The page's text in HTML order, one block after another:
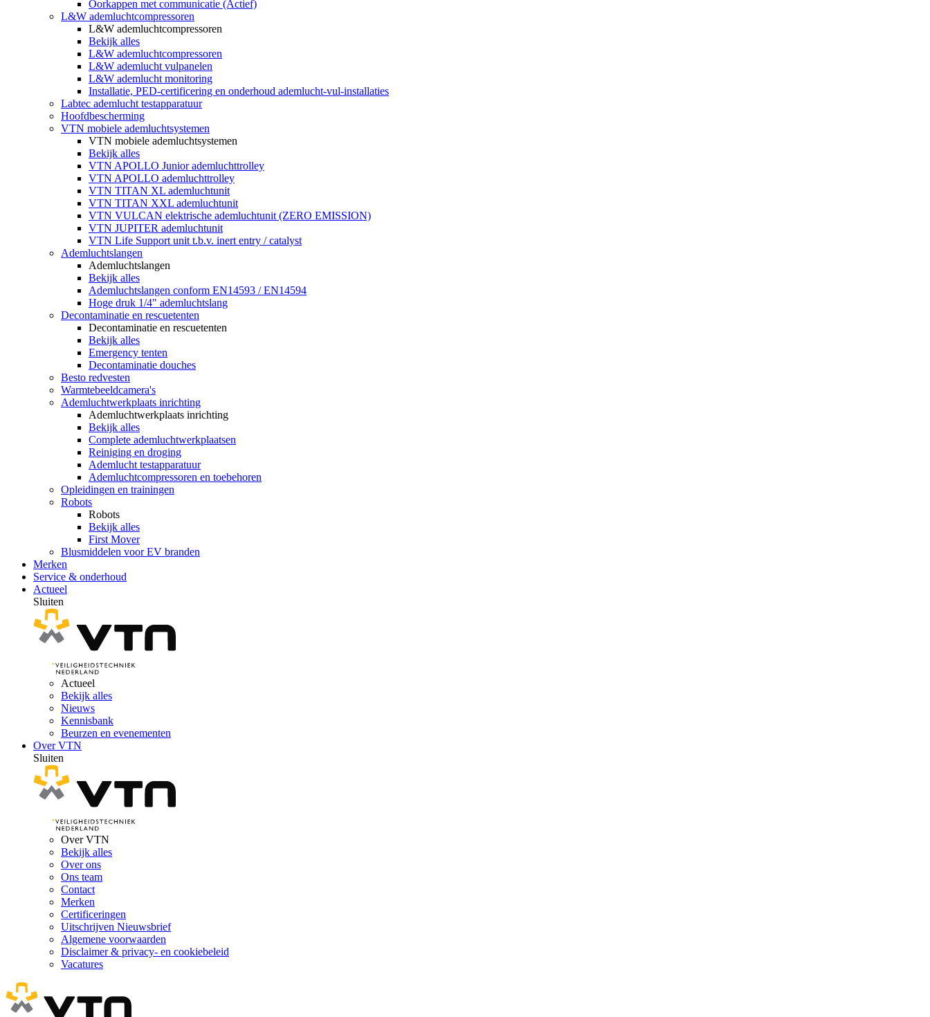
Oorkappen met communicatie (Actief)
L&W ademluchtcompressoren
L&W ademluchtcompressoren
Bekijk alles
L&W ademluchtcompressoren
L&W ademlucht vulpanelen
L&W ademlucht monitoring
Installatie, PED-certificering en onderhoud ademlucht-vul-installaties
Labtec ademlucht testapparatuur
Hoofdbescherming
VTN mobiele ademluchtsystemen
VTN mobiele ademluchtsystemen
Bekijk alles
VTN APOLLO Junior ademluchttrolley
VTN APOLLO ademluchttrolley
VTN TITAN XL ademluchtunit
VTN TITAN XXL ademluchtunit
VTN VULCAN elektrische ademluchtunit (ZERO EMISSION)
VTN JUPITER ademluchtunit
VTN Life Support unit t.b.v. inert entry / catalyst
Ademluchtslangen
Ademluchtslangen
Bekijk alles
Ademluchtslangen conform EN14593 / EN14594
Hoge druk 1/4" ademluchtslang
Decontaminatie en rescuetenten
Decontaminatie en rescuetenten
Bekijk alles
Emergency tenten
Decontaminatie douches
Besto redvesten
Warmtebeeldcamera's
Ademluchtwerkplaats inrichting
Ademluchtwerkplaats inrichting
Bekijk alles
Complete ademluchtwerkplaatsen
Reiniging en droging
Ademlucht testapparatuur
Ademluchtcompressoren en toebehoren
Opleidingen en trainingen
Robots
Robots
Bekijk alles
First Mover
Blusmiddelen voor EV branden
Merken
Service & onderhoud
Actueel
Sluiten
Actueel
Bekijk alles
Nieuws
Kennisbank
Beurzen en evenementen
Over VTN
Sluiten
Over VTN
Bekijk alles
Over ons
Ons team
Contact
Merken
Certificeringen
Uitschrijven Nieuwsbrief
Algemene voorwaarden
Disclaimer & privacy- en cookiebeleid
Vacatures